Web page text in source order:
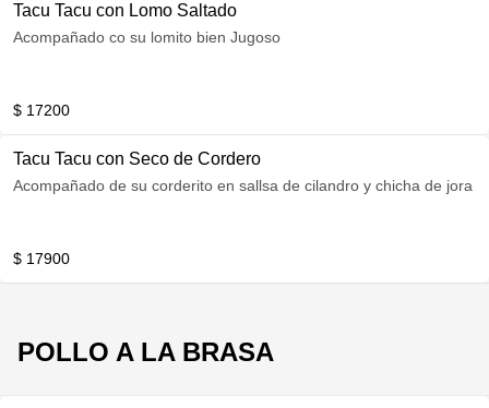
Tacu Tacu con Lomo Saltado
Acompañado co su lomito bien Jugoso
$ 17200
Tacu Tacu con Seco de Cordero
Acompañado de su corderito en sallsa de cilandro y chicha de jora
$ 17900
POLLO A LA BRASA